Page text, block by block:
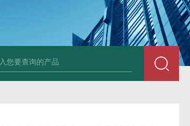
产厂家 食品级复合氨基酸生产厂家 食品级黄原胶生产厂